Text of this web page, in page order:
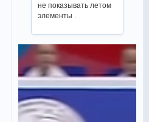
не показывать летом
элементы .